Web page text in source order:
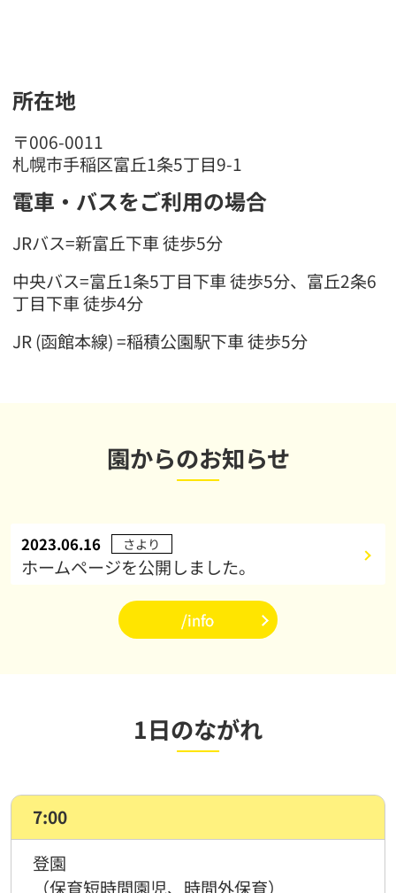
所在地
〒006-0011
札幌市手稲区富丘1条5丁目9-1
電車・バスをご利用の場合
JRバス=新富丘下車 徒歩5分
中央バス=富丘1条5丁目下車 徒歩5分、富丘2条6
丁目下車 徒歩4分
JR (函館本線) =稲積公園駅下車 徒歩5分
園からのお知らせ
2023.06.16 さより
ホームページを公開しました。
/info
1日のながれ
7:00
登園
（保育短時間園児、時間外保育）